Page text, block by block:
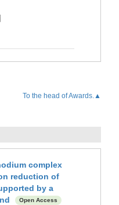
To the head of Awards.▲
complex
reduction of
by a
Open Access